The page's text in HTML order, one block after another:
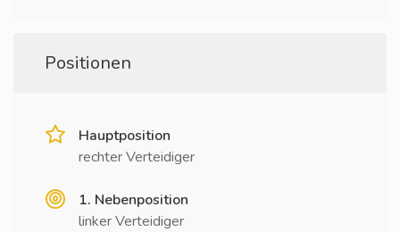
Positionen
Hauptposition
rechter Verteidiger
1. Nebenposition
linker Verteidiger